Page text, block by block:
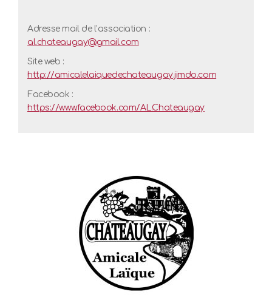
Adresse mail de l’association :
al.chateaugay@gmail.com
Site web :
http://amicalelaiquedechateaugay.jimdo.com
Facebook :
https://www.facebook.com/AL.Chateaugay